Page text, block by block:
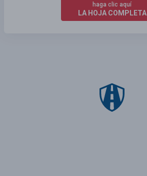
haga clic aquí
LA HOJA COMPLETA